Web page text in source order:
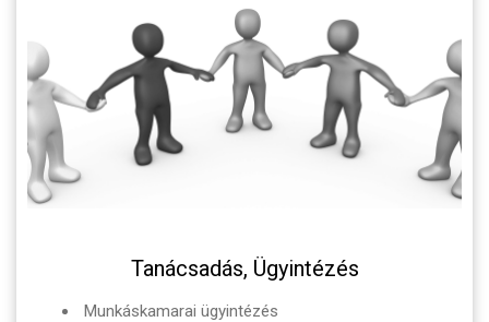
Tanácsadás, Ügyintézés
Munkáskamarai ügyintézés